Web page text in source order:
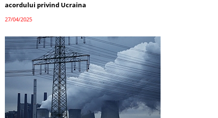
acordului privind Ucraina
27/04/2025